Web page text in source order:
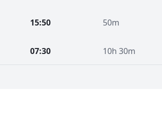
15:50 50m
07:30 10h 30m